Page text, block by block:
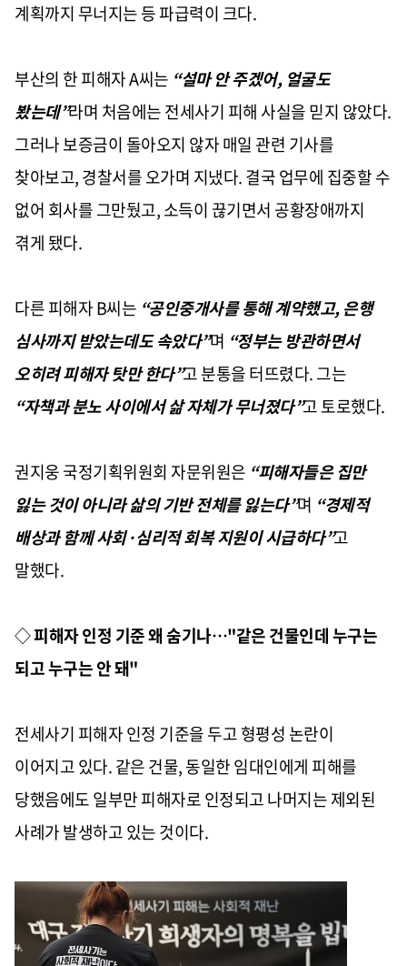
계획까지 무너지는 등 파급력이 크다.
부산의 한 피해자 A씨는 “설마 안 주겠어, 얼굴도
봤는데”라며 처음에는 전세사기 피해 사실을 믿지 않았다.
그러나 보증금이 돌아오지 않자 매일 관련 기사를
찾아보고, 경찰서를 오가며 지냈다. 결국 업무에 집중할 수
없어 회사를 그만뒀고, 소득이 끊기면서 공황장애까지
겪게 됐다.
다른 피해자 B씨는 “공인중개사를 통해 계약했고, 은행
심사까지 받았는데도 속았다”며 “정부는 방관하면서
오히려 피해자 탓만 한다”고 분통을 터뜨렸다. 그는
“자책과 분노 사이에서 삶 자체가 무너졌다”고 토로했다.
권지웅 국정기획위원회 자문위원은 “피해자들은 집만
잃는 것이 아니라 삶의 기반 전체를 잃는다”며 “경제적
배상과 함께 사회·심리적 회복 지원이 시급하다”고
말했다.
◇피해자 인정 기준 왜 숨기나…"같은 건물인데 누구는
되고 누구는 안 돼"
전세사기 피해자 인정 기준을 두고 형평성 논란이
이어지고 있다. 같은 건물, 동일한 임대인에게 피해를
당했음에도 일부만 피해자로 인정되고 나머지는 제외된
사례가 발생하고 있는 것이다.